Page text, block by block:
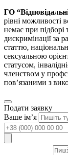
ГО
рівні можливості
немає при підборі
дискримінації за
статтю,
сексуальною
статусом,
членством у
пов’язаними з
Подати заявку
Ваше імʼя